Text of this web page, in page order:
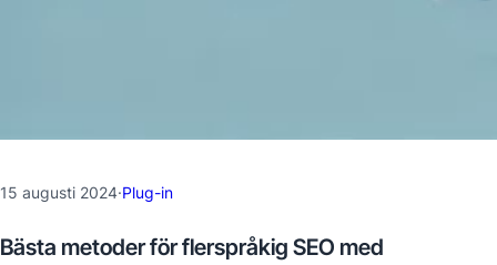
15 augusti 2024·Plug-in
Bästa metoder för flerspråkig SEO med